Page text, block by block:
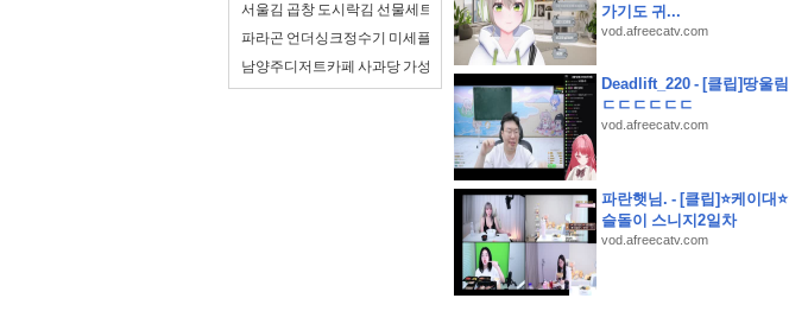
서울김 곱창 도시락김 선물세트 아이 반찬으로 선택한 솔직한 맛 비교
파라곤 언더싱크정수기 미세플라스틱제거 되는 싱크대정수기
남양주디저트카페 사과당 가성비 좋은 달달 디저트
가기도 귀...
vod.afreecatv.com
Deadlift_220 - [클립]땅울림
ㄷㄷㄷㄷㄷㄷ
vod.afreecatv.com
파란햇님. - [클립]⭐케이대⭐
슬돌이 스니지2일차
vod.afreecatv.com